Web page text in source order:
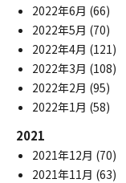
2022年6月 (66)
2022年5月 (70)
2022年4月 (121)
2022年3月 (108)
2022年2月 (95)
2022年1月 (58)
2021
2021年12月 (70)
2021年11月 (63)